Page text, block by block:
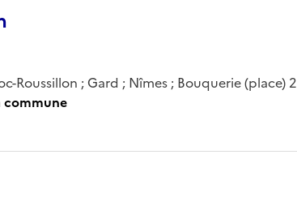
Roussillon ; Gard ; Nîmes ; Bouquerie (place) 2
commune